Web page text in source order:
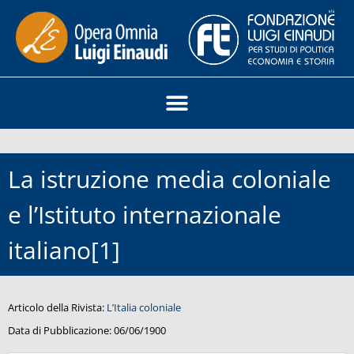
La istruzione media coloniale
e l’Istituto internazionale
italiano[1]
Articolo della Rivista: L’Italia coloniale
Data di Pubblicazione:06/06/1900